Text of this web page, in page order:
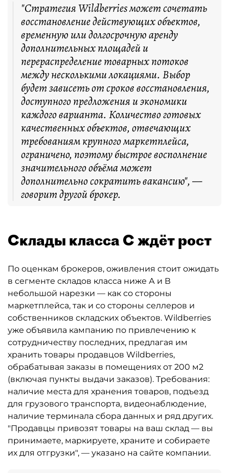
"Стратегия Wildberries может сочетать
восстановление действующих объектов,
временную или долгосрочную аренду
дополнительных площадей и
перераспределение товарных потоков
между несколькими локациями. Выбор
будет зависеть от сроков восстановления,
доступного предложения и экономики
каждого варианта. Количество готовых
качественных объектов, отвечающих
требованиям крупного маркетплейса,
ограничено, поэтому быстрое восполнение
значительного объёма может
дополнительно сократить вакансию", —
говорит другой брокер.
Склады класса С ждёт рост
По оценкам брокеров, оживления стоит ожидать
в сегменте складов класса ниже А и В
небольшой нарезки — как со стороны
маркетплейса, так и со стороны селлеров и
собственников складских объектов. Wildberries
уже объявила кампанию по привлечению к
сотрудничеству последних, предлагая им
хранить товары продавцов Wildberries,
обрабатывая заказы в помещениях от 200 м2
(включая пункты выдачи заказов). Требования:
наличие места для хранения товаров, подъезд
для грузового транспорта, видеонаблюдение,
наличие терминала сбора данных и ряд других.
"Продавцы привозят товары на ваш склад — вы
принимаете, маркируете, храните и собираете
их для отгрузки", — указано на сайте компании.